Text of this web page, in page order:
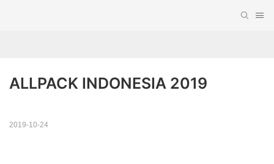
ALLPACK INDONESIA 2019
2019-10-24